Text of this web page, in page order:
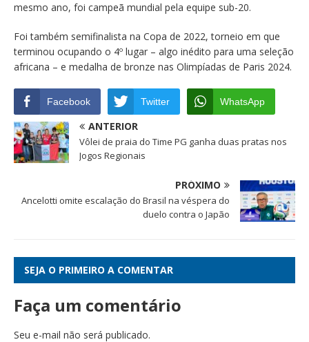
mesmo ano, foi campeã mundial pela equipe sub-20.
Foi também semifinalista na Copa de 2022, torneio em que
terminou ocupando o 4º lugar – algo inédito para uma seleção
africana – e medalha de bronze nas Olimpíadas de Paris 2024.
Facebook Twitter WhatsApp
ANTERIOR
Vôlei de praia do Time PG ganha duas pratas nos
Jogos Regionais
PRÓXIMO
Ancelotti omite escalação do Brasil na véspera do
duelo contra o Japão
SEJA O PRIMEIRO A COMENTAR
Faça um comentário
Seu e-mail não será publicado.